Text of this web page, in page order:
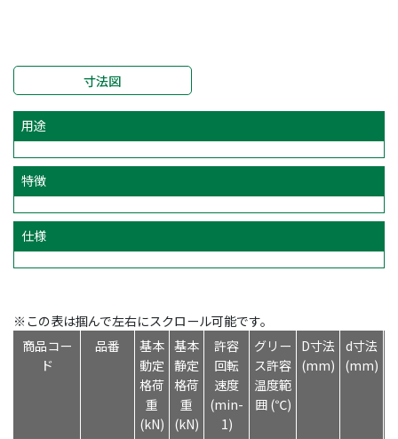
寸法図
用途
特徴
仕様
※この表は掴んで左右にスクロール可能です。
商品コー
ド
品番
基本
動定
格荷
重
(kN)
基本
静定
格荷
重
(kN)
許容
回転
速度
(min-
1)
グリー
ス許容
温度範
囲 (℃)
D寸法
(mm)
d寸法
(mm)